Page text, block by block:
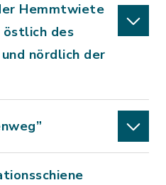
Hemmtwiete
östlich des
nördlich der